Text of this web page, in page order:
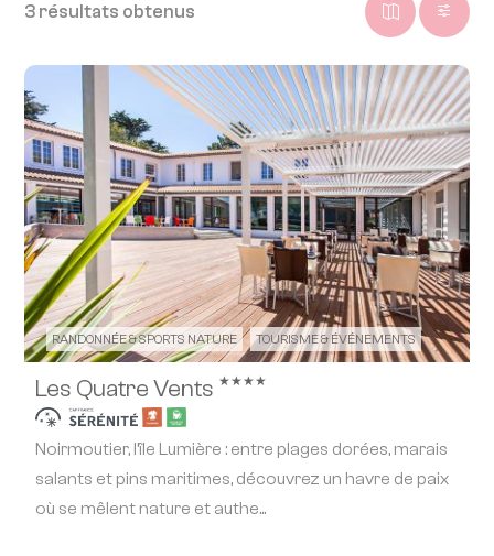
3 résultats obtenus
RANDONNÉE & SPORTS NATURE TOURISME & ÉVÉNEMENTS
Les Quatre Vents ★★★★
Noirmoutier, l’île Lumière : entre plages dorées, marais
salants et pins maritimes, découvrez un havre de paix
où se mêlent nature et authe...